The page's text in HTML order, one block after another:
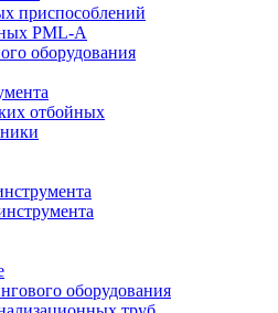
приспособлений
PML-A
оборудования
отбойных
оборудования